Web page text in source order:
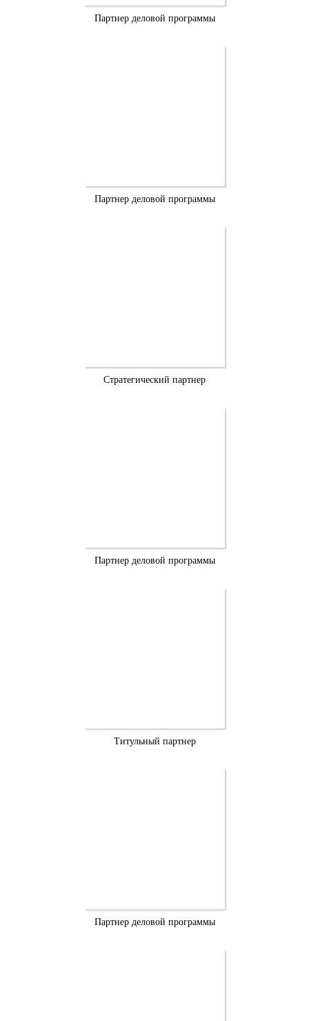
Партнер деловой программы
Партнер деловой программы
Стратегический партнер
Партнер деловой программы
Титульный партнер
Партнер деловой программы